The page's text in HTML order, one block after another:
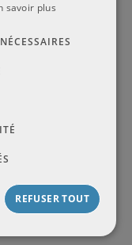
savoir plus
REFUSER TOUT